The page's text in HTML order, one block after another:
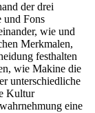
der drei
und Fons
wie und
Merkmalen,
festhalten
wie Makine die
unterschiedliche
Kultur
eine